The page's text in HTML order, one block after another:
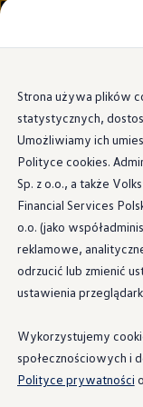
głównej
zawartości
do
stopki
Auta dostępne
Cenniki
Modele
Modele
Przyszłe
ID.4
ID.5
Ładowanie
Korzyści i
Osłona
Ten stylowy
uszkodzeniami.
dodatkowo
Strona używa plików
statystycznych,
Umożliwiamy ich
Polityce cookies.
Sp. z o.o., a także
Financial Services
o.o. (jako
reklamowe,
odrzucić lub zmienić
ustawienia
Wykorzystujemy
społecznościowych i
Polityce prywatności